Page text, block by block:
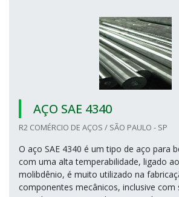
AÇO SAE 4340
R2 COMÉRCIO DE AÇOS / SÃO PAULO - SP
O aço SAE 4340 é um tipo de aço para
com uma alta temperabilidade, ligado
molibdênio, é muito utilizado na
componentes mecânicos, inclusive com